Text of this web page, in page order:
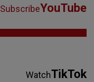
SubscribeYouTube
WatchTikTok